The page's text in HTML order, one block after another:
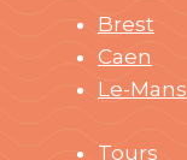
Brest
Caen
Le-Mans
Tours